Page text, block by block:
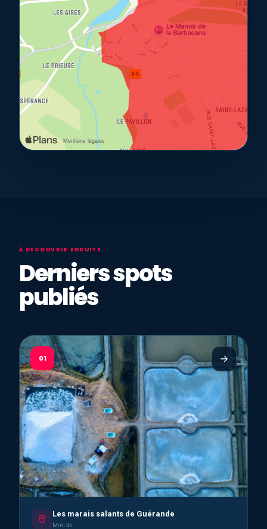
À DÉCOUVRIR ENSUITE
Derniers spots
publiés
01
Les marais salants de Guérande
Mini 4k